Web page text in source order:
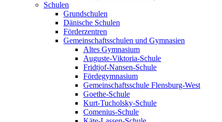
Schulen
Grundschulen
Dänische Schulen
Förderzentren
Gemeinschaftsschulen und Gymnasien
Altes Gymnasium
Auguste-Viktoria-Schule
Fridtjof-Nansen-Schule
Fördegymnasium
Gemeinschaftsschule Flensburg-West
Goethe-Schule
Kurt-Tucholsky-Schule
Comenius-Schule